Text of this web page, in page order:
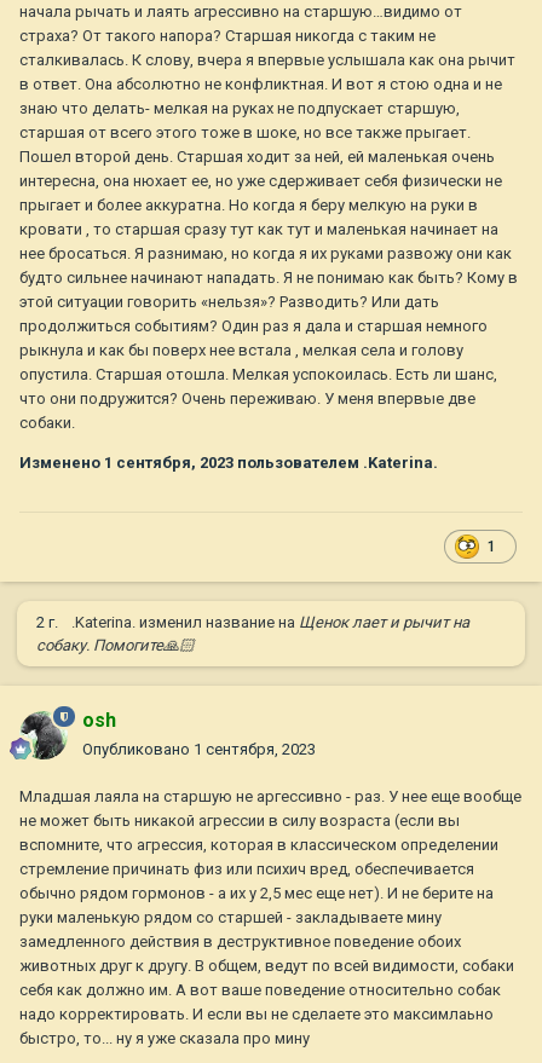
начала рычать и лаять агрессивно на старшую…видимо от
страха? От такого напора? Старшая никогда с таким не
сталкивалась. К слову, вчера я впервые услышала как она рычит
в ответ. Она абсолютно не конфликтная. И вот я стою одна и не
знаю что делать- мелкая на руках не подпускает старшую,
старшая от всего этого тоже в шоке, но все также прыгает.
Пошел второй день. Старшая ходит за ней, ей маленькая очень
интересна, она нюхает ее, но уже сдерживает себя физически не
прыгает и более аккуратна. Но когда я беру мелкую на руки в
кровати , то старшая сразу тут как тут и маленькая начинает на
нее бросаться. Я разнимаю, но когда я их руками развожу они как
будто сильнее начинают нападать. Я не понимаю как быть? Кому в
этой ситуации говорить «нельзя»? Разводить? Или дать
продолжиться событиям? Один раз я дала и старшая немного
рыкнула и как бы поверх нее встала , мелкая села и голову
опустила. Старшая отошла. Мелкая успокоилась. Есть ли шанс,
что они подружится? Очень переживаю. У меня впервые две
собаки.
Изменено 1 сентября, 2023 пользователем .Katerina.
1
2 г. .Katerina. изменил название на Щенок лает и рычит на
собаку. Помогите🙏🏻
osh
Опубликовано 1 сентября, 2023
Младшая лаяла на старшую не аргессивно - раз. У нее еще вообще
не может быть никакой агрессии в силу возраста (если вы
вспомните, что агрессия, которая в классическом определении
стремление причинать физ или психич вред, обеспечивается
обычно рядом гормонов - а их у 2,5 мес еще нет). И не берите на
руки маленькую рядом со старшей - закладываете мину
замедленного действия в деструктивное поведение обоих
животных друг к другу. В общем, ведут по всей видимости, собаки
себя как должно им. А вот ваше поведение относительно собак
надо корректировать. И если вы не сделаете это максимлаьно
быстро, то... ну я уже сказала про мину